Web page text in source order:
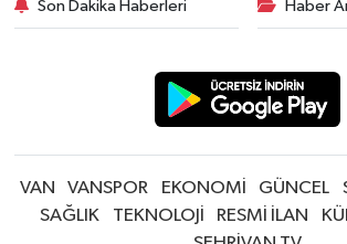
Son Dakika Haberleri Haber
VAN VANSPOR EKONOMİ GÜNCEL
SAĞLIK
TEKNOLOJİ RESMİ İLAN